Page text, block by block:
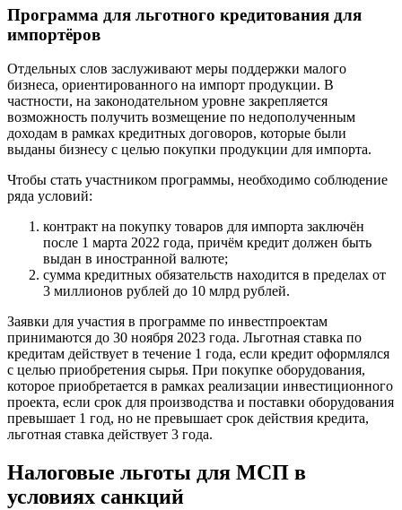
Программа для льготного кредитования для
импортёров
Отдельных слов заслуживают меры поддержки малого
бизнеса, ориентированного на импорт продукции. В
частности, на законодательном уровне закрепляется
возможность получить возмещение по недополученным
доходам в рамках кредитных договоров, которые были
выданы бизнесу с целью покупки продукции для импорта.
Чтобы стать участником программы, необходимо соблюдение
ряда условий:
контракт на покупку товаров для импорта заключён
после 1 марта 2022 года, причём кредит должен быть
выдан в иностранной валюте;
сумма кредитных обязательств находится в пределах от
3 миллионов рублей до 10 млрд рублей.
Заявки для участия в программе по инвестпроектам
принимаются до 30 ноября 2023 года. Льготная ставка по
кредитам действует в течение 1 года, если кредит оформлялся
с целью приобретения сырья. При покупке оборудования,
которое приобретается в рамках реализации инвестиционного
проекта, если срок для производства и поставки оборудования
превышает 1 год, но не превышает срок действия кредита,
льготная ставка действует 3 года.
Налоговые льготы для МСП в
условиях санкций